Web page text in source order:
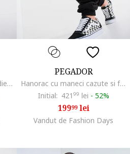
Blugi relaxed-fit cu talie medie, Albastru inchis
PEGADOR
Hanorac cu maneci cazute si fermoar, Negru
Initial: 421 99 lei - 52%
19999lei
Vandut de Fashion Days